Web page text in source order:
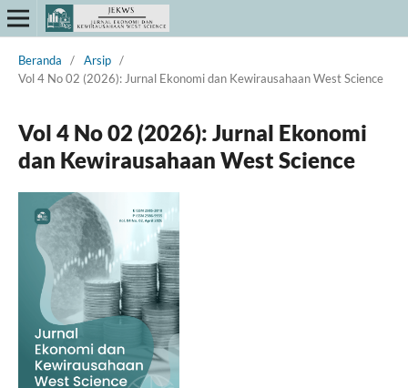
Beranda / Arsip /
Vol 4 No 02 (2026): Jurnal Ekonomi dan Kewirausahaan West Science
Vol 4 No 02 (2026): Jurnal Ekonomi
dan Kewirausahaan West Science